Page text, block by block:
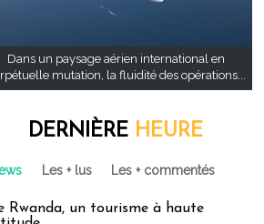
Dans un paysage aérien international en
mutation, la fluidité des opérations...
DERNIÈRE HEURE
Les + lus Les + commentés
Rwanda, un tourisme à haute